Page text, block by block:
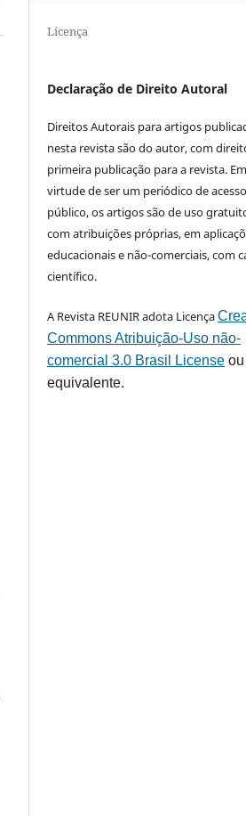
Licença
Declaração de Direito Autoral
Direitos Autorais para artigos
nesta revista são do autor, com
primeira publicação para a revista.
virtude de ser um periódico de
público, os artigos são de uso
com atribuições próprias, em
educacionais e não-comerciais, com
científico.
A Revista REUNIR adota Licença
Commons Atribuição-Uso não-
comercial 3.0 Brasil License
equivalente.